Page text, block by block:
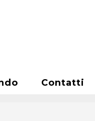
Contatti